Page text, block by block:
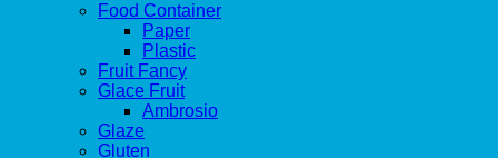
Food Container
Paper
Plastic
Fruit Fancy
Glace Fruit
Ambrosio
Glaze
Gluten